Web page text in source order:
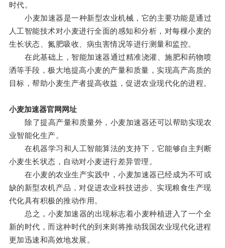
时代。
小麦加速器是一种新型农业机械，它的主要功能是通过
人工智能技术对小麦进行全面的感知和分析，对每棵小麦的
生长状态、氮肥吸收、病虫害情况等进行测量和监控。
在此基础上，智能加速器通过精准浇灌、施肥和药物喷
洒等手段，极大地提高小麦的产量和质量，实现高产高质的
目标，帮助小麦生产者提高收益，促进农业现代化的进程。
小麦加速器官网网址
除了提高产量和质量外，小麦加速器还可以帮助实现农
业智能化生产。
在机器学习和人工智能算法的支持下，它能够自主判断
小麦生长状态，自动对小麦进行差异管理。
在小麦的农业生产实践中，小麦加速器已经成为不可或
缺的新型农机产品，对促进农业科技进步、实现粮食生产现
代化具有积极的推动作用。
总之，小麦加速器的出现标志着小麦种植进入了一个全
新的时代，而这种时代的到来则将推动我国农业现代化进程
更加迅速和高效地发展。